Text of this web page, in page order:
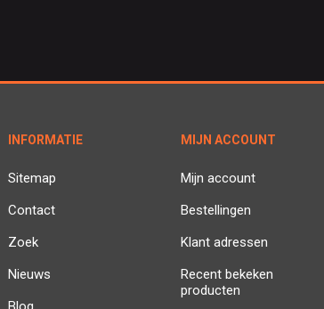
INFORMATIE
Sitemap
Contact
Zoek
Nieuws
MIJN ACCOUNT
Mijn account
Bestellingen
Klant adressen
Recent bekeken
producten